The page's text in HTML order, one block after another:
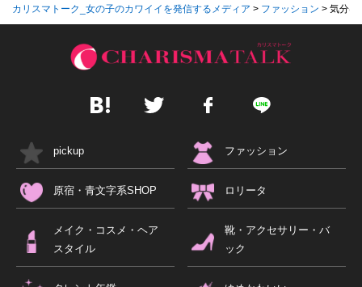
カリスマトーク_女の子のカワイイを発信するメディア > ファッション > 気分は
pickup ファッション
原宿・青文字系SHOP ロリータ
メイク・コスメ・ヘア
スタイル
靴・アクセサリー・バ
ック